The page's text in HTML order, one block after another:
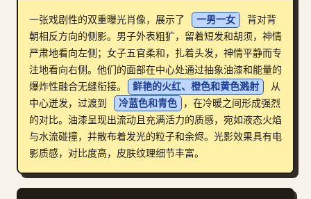
下载
博客
更新
一张戏剧性的双重曝光肖像，展示了 一男一女
背对背
朝相反方向的侧影。男子外表粗犷，留着短发和胡须，神情
严肃地看向左侧；女子五官柔和，扎着头发，神情平静而专
注地看向右侧。他们的面部在中心处通过抽象油漆和能量的
爆炸性融合无缝衔接。
鲜艳的火红、橙色和黄色溅射
从
中心迸发，过渡到
冷蓝色和青色
，在冷暖之间形成强烈
的对比。油漆呈现出流动且充满活力的质感，宛如液态火焰
与水流碰撞，并散布着发光的粒子和余烬。光影效果具有电
影质感，对比度高，皮肤纹理细节丰富。